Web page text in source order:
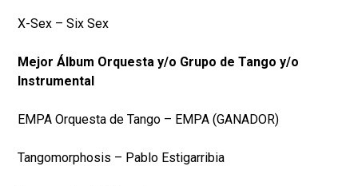
X-Sex – Six Sex
Mejor Álbum Orquesta y/o Grupo de Tango y/o
Instrumental
EMPA Orquesta de Tango – EMPA (GANADOR)
Tangomorphosis – Pablo Estigarribia